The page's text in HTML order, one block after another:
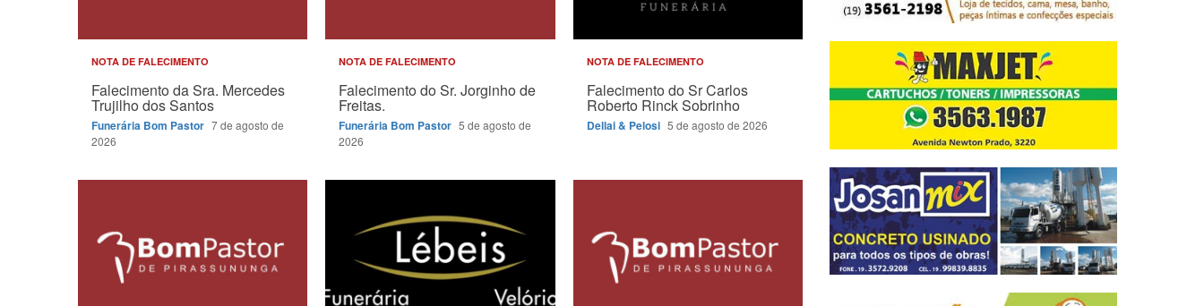
NOTA DE FALECIMENTO
Falecimento da Sra. Mercedes
Trujilho dos Santos
Funerária Bom Pastor 7 de agosto de
2026
NOTA DE FALECIMENTO
Falecimento do Sr. Jorginho de
Freitas.
Funerária Bom Pastor 5 de agosto de
2026
NOTA DE FALECIMENTO
Falecimento do Sr Carlos
Roberto Rinck Sobrinho
Dellai & Pelosi 5 de agosto de 2026